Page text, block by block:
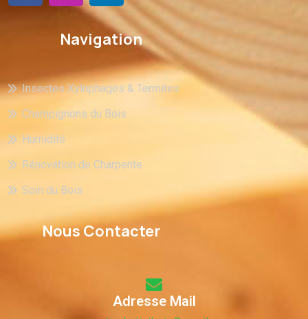
Navigation
Insectes Xylophages & Termites
Champignons du Bois
Humidité
Rénovation de Charpente
Soin du Bois
Nous Contacter
Adresse Mail